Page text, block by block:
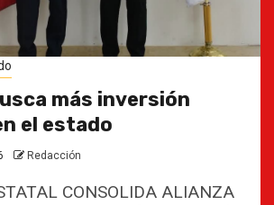
más inversión
el estado
Redacción
CONSOLIDA ALIANZA